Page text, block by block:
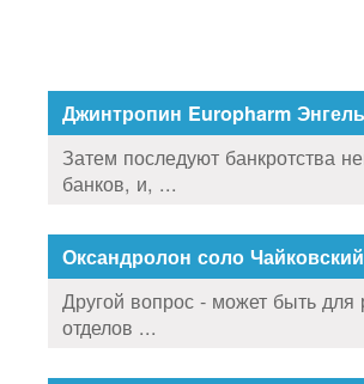
Джинтропин Europharm
Затем последуют банкротства
банков, и, ...
Оксандролон соло Чайковский
Другой вопрос - может быть для
отделов ...